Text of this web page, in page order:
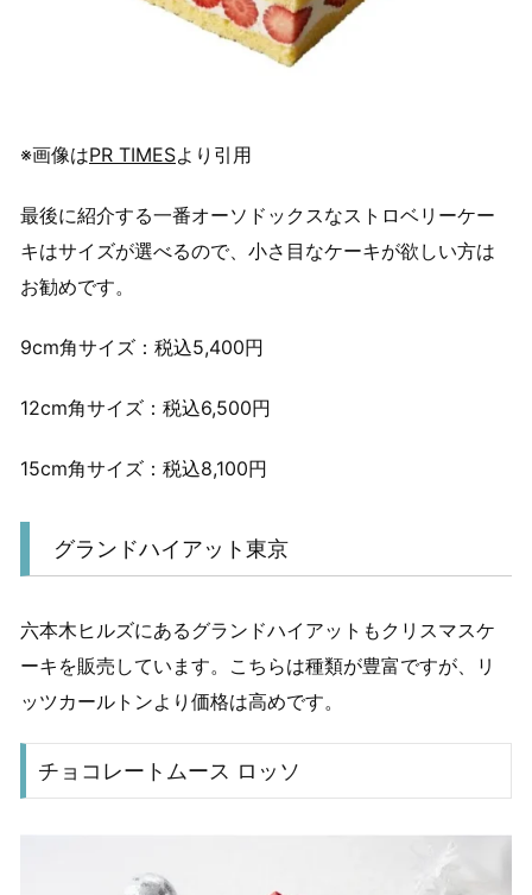
※画像はPR TIMESより引用
最後に紹介する一番オーソドックスなストロベリーケー
キはサイズが選べるので、小さ目なケーキが欲しい方は
お勧めです。
9cm角サイズ：税込5,400円
12cm角サイズ：税込6,500円
15cm角サイズ：税込8,100円
グランドハイアット東京
六本木ヒルズにあるグランドハイアットもクリスマスケ
ーキを販売しています。こちらは種類が豊富ですが、リ
ッツカールトンより価格は高めです。
チョコレートムース ロッソ